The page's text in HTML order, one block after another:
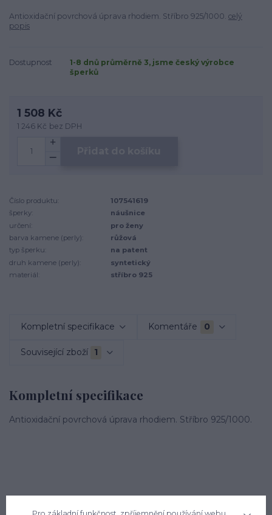
Antioxidační povrchová úprava rhodiem. Stříbro 925/1000. celý
popis
Dostupnost
1-8 dnů průměrně 3, jsme český výrobce
šperků
1 508 Kč
1 246 Kč bez DPH
Číslo produktu:
107541619
šperky:
náušnice
určení:
pro ženy
barva kamene (perly):
růžová
typ šperku:
na patent
druh kamene (perly):
syntetický
materiál:
stříbro 925
Kompletní specifikace Komentáře 0
Související zboží 1
Kompletní specifikace
Antioxidační povrchová úprava rhodiem. Stříbro 925/1000.
Zboží zařazeno v kategoriích
Pro základní funkčnost, zpříjemnění používání webu,